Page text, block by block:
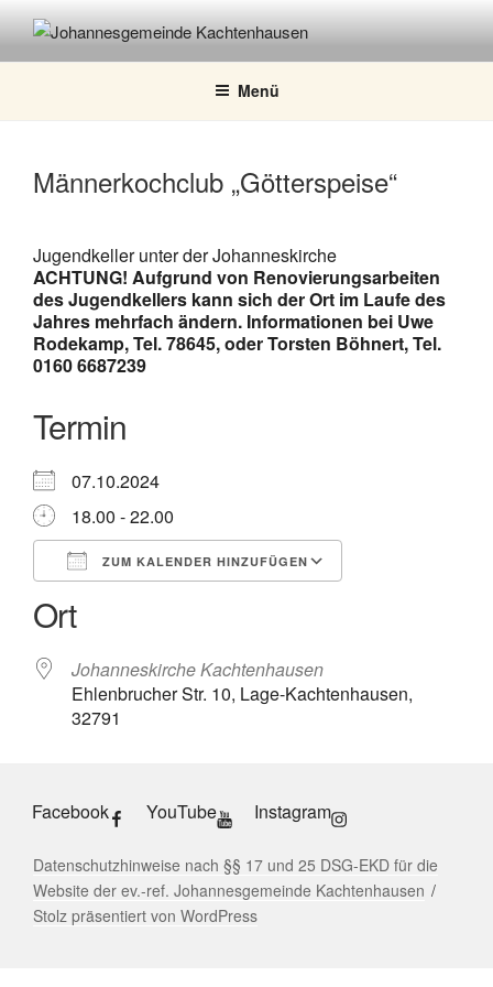
Inhalt
springenJOHANNESGEMEINDE
KACHTENHAUSEN
Menü
Männerkochclub „Götterspeise“
Jugendkeller unter der Johanneskirche
ACHTUNG! Aufgrund von Renovierungsarbeiten
des Jugendkellers kann sich der Ort im Laufe des
Jahres mehrfach ändern. Informationen bei Uwe
Rodekamp, Tel. 78645, oder Torsten Böhnert, Tel.
0160 6687239
Termin
07.10.2024
18.00 - 22.00
ZUM KALENDER HINZUFÜGEN
ICS herunterladen
Ort
Johanneskirche Kachtenhausen
Ehlenbrucher Str. 10, Lage-Kachtenhausen,
32791
Facebook YouTube Instagram
Datenschutzhinweise nach §§ 17 und 25 DSG-EKD für die
Website der ev.-ref. Johannesgemeinde Kachtenhausen
Stolz präsentiert von WordPress